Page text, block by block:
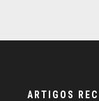
ARTIGOS